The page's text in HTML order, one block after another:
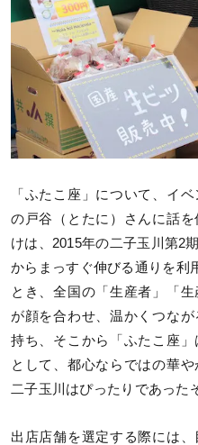
「ふたこ座」について、イ
の戸谷（とたに）さんに話
けは、2015年の二子玉川第2
からまっすぐ伸びる通りを利
とき、全国の「生産者」「
が顔を合わせ、温かくつな
持ち、そこから「ふたこ座
として、都心ならではの華
二子玉川はぴったりであった
出店店舗を選定する際には